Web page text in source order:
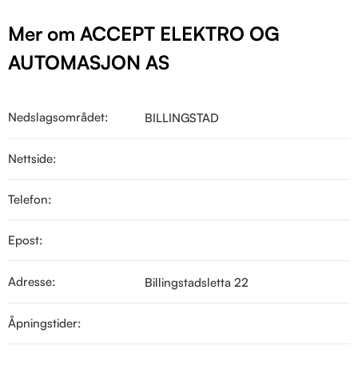
Mer om ACCEPT ELEKTRO OG
AUTOMASJON AS
Nedslagsområdet: BILLINGSTAD
Nettside:
Telefon:
Epost:
Adresse: Billingstadsletta 22
Åpningstider: